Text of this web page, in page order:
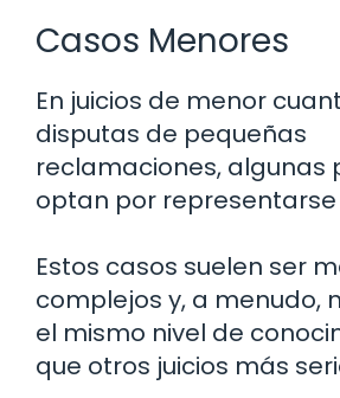
Casos Menores
En juicios de menor
disputas de pequeñas
reclamaciones, algunas
optan por
Estos casos suelen ser
complejos y, a menudo,
el mismo nivel de
que otros juicios más